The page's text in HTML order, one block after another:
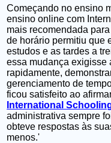
Começando no ensino
ensino online com
mais recomendada
de horário permitiu que
estudos e as tardes a
essa mudança exigisse
rapidamente,
gerenciamento de
ficou satisfeito ao
International
administrativa sempre
obteve respostas às
menos.'